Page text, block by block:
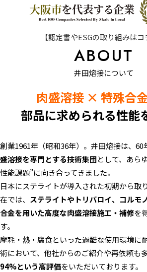
【認定書やESGの取り組みはコ
ABOUT
井田熔接について
肉盛溶接 × 特殊合
部品に求められる性能
創業1961年（昭和36年）。井田熔接は、60
盛溶接を専門とする技術集団として、あら
性能課題”に向き合ってきました。
日本にステライトが導入された初期から取
在では、 ステライトやトリバロイ、コルモ
合金を用いた高度な肉盛溶接施工・補修を
す。
摩耗・熱・腐食といった過酷な使用環境に
術において、他社からのご紹介や再依頼も多
94%という高評価をいただいております。